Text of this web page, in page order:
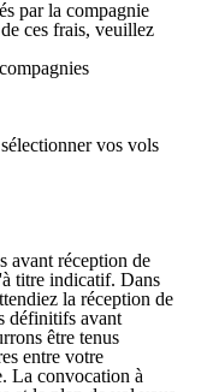
par la compagnie
ces frais, veuillez
vos vols
avant réception de
titre indicatif. Dans
la réception de
définitifs avant
être tenus
entre votre
La convocation à